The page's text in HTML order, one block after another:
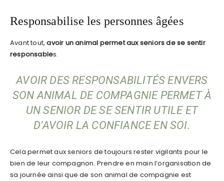
Responsabilise les personnes âgées
Avant tout,avoir un animal permet aux seniors de se sentir
responsables.
AVOIR DES RESPONSABILITÉS ENVERS
SON ANIMAL DE COMPAGNIE PERMET À
UN SENIOR DE SE SENTIR UTILE ET
D’AVOIR LA CONFIANCE EN SOI.
Cela permet aux seniors de toujours rester vigilants pour le
bien de leur compagnon. Prendre en main l’organisation de
sa journée ainsi que de son animal de compagnie est